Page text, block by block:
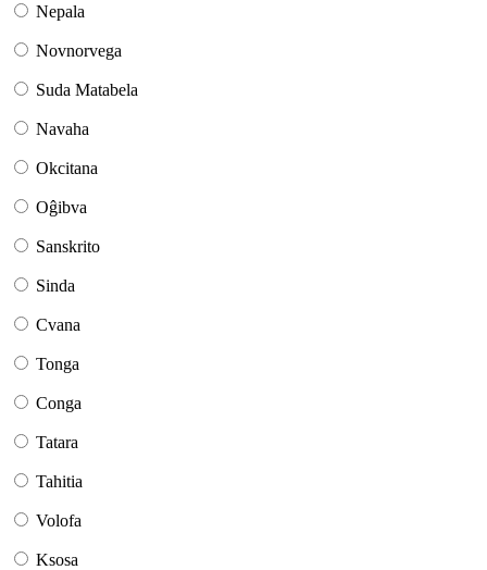
Nepala
Novnorvega
Suda Matabela
Navaha
Okcitana
Oĝibva
Sanskrito
Sinda
Cvana
Tonga
Conga
Tatara
Tahitia
Volofa
Ksosa